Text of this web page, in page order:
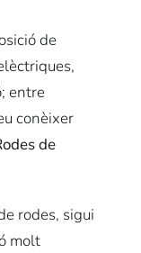
de
entre
conèixer
de
rodes, sigui
molt